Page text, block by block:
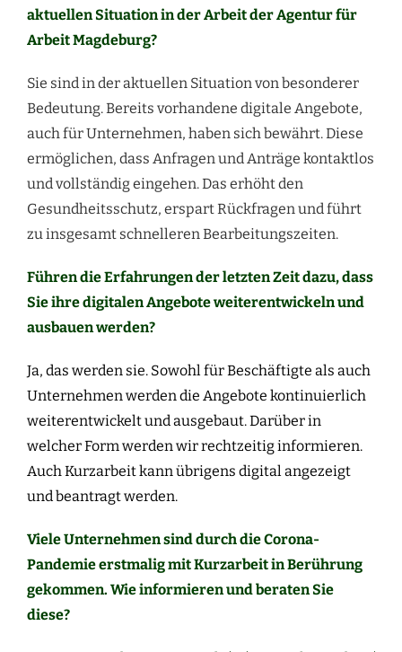
aktuellen Situation in der Arbeit der Agentur für
Arbeit Magdeburg?
Sie sind in der aktuellen Situation von besonderer
Bedeutung. Bereits vorhandene digitale Angebote,
auch für Unternehmen, haben sich bewährt. Diese
ermöglichen, dass Anfragen und Anträge kontaktlos
und vollständig eingehen. Das erhöht den
Gesundheitsschutz, erspart Rückfragen und führt
zu insgesamt schnelleren Bearbeitungszeiten.
Führen die Erfahrungen der letzten Zeit dazu, dass
Sie ihre digitalen Angebote weiterentwickeln und
ausbauen werden?
Ja, das werden sie. Sowohl für Beschäftigte als auch
Unternehmen werden die Angebote kontinuierlich
weiterentwickelt und ausgebaut. Darüber in
welcher Form werden wir rechtzeitig informieren.
Auch Kurzarbeit kann übrigens digital angezeigt
und beantragt werden.
Viele Unternehmen sind durch die Corona-
Pandemie erstmalig mit Kurzarbeit in Berührung
gekommen. Wie informieren und beraten Sie
diese?